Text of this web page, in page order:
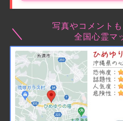
写真やコメント
全国心霊マ